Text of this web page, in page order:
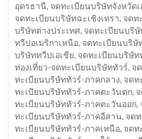
อุดรธานี, จดทะเบียนบริษัทจังหวัดเ
จดทะเบียนบริษัทฉะเชิงเทรา, จดท
บริษัทต่างประเทศ, จดทะเบียนบริ
ทวีปอเมริกาเหนือ, จดทะเบียนบริษั
บริษัททวีปเอเชีย, จดทะเบียนบริษั
ท่องเที่ยว-จดทะเบียนบริษัททัวร์, จ
ทะเบียนบริษัททัวร์-ภาคกลาง, จดท
ทะเบียนบริษัททัวร์-ภาคตะวันตก,
ทะเบียนบริษัททัวร์-ภาคตะวันออก,
ทะเบียนบริษัททัวร์-ภาคอีสาน, จด
ทะเบียนบริษัททัวร์-ภาคเหนือ, จดท